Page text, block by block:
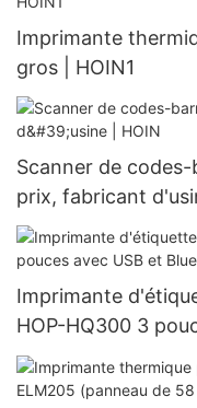
Imprimante
gros | HOIN1
Scanner de
prix, fabricant
Imprimante
HOP-HQ300 3